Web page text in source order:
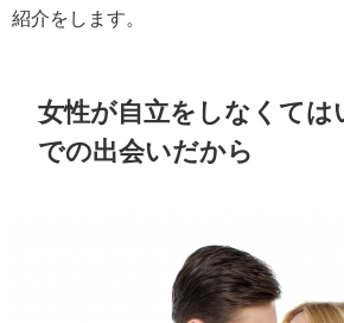
紹介をします。
女性が自立をしなくては
での出会いだから